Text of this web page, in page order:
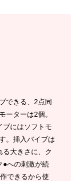
できる、2点同
ーターは2個。
ブにはソフトモ
。挿入バイブは
る大きさに、ク
●への刺激が続
できるから使